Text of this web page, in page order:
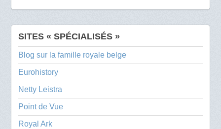
SITES « SPÉCIALISÉS »
Blog sur la famille royale belge
Eurohistory
Netty Leistra
Point de Vue
Royal Ark